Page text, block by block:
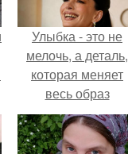
Улыбка - это не
мелочь, а деталь,
которая меняет
весь образ
человека.